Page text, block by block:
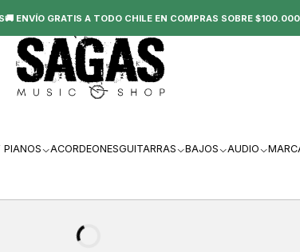
PIANOS ACORDEONESGUITARRAS BAJOS AUDIO
ENVÍO GRATIS A TODO CHILE EN COMPRAS SOBRE